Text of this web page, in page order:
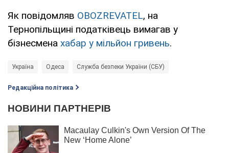
Як повідомляв OBOZREVATEL, на
Тернопільщині податківець вимагав у
бізнесмена хабар у мільйон гривень.
Україна Одеса Служба безпеки України (СБУ)
Редакційна політика